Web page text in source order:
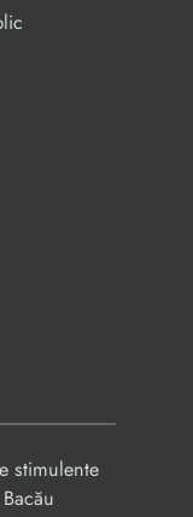
stimulente